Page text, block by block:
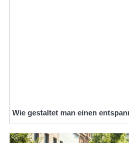
Wie gestaltet man einen